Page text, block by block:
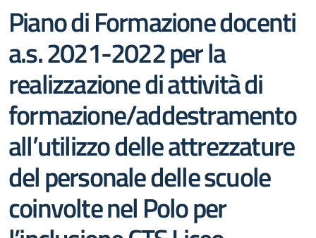
Piano di Formazione docenti
a.s. 2021-2022 per la
realizzazione di attività di
formazione/addestramento
all’utilizzo delle attrezzature
del personale delle scuole
coinvolte nel Polo per